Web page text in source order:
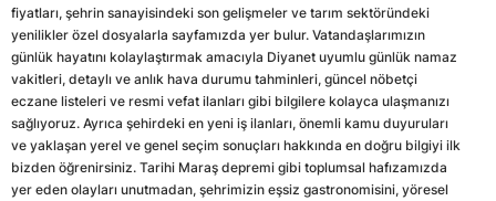
fiyatları, şehrin sanayisindeki son gelişmeler ve tarım sektöründeki
yenilikler özel dosyalarla sayfamızda yer bulur. Vatandaşlarımızın
günlük hayatını kolaylaştırmak amacıyla Diyanet uyumlu günlük namaz
vakitleri, detaylı ve anlık hava durumu tahminleri, güncel nöbetçi
eczane listeleri ve resmi vefat ilanları gibi bilgilere kolayca ulaşmanızı
sağlıyoruz. Ayrıca şehirdeki en yeni iş ilanları, önemli kamu duyuruları
ve yaklaşan yerel ve genel seçim sonuçları hakkında en doğru bilgiyi ilk
bizden öğrenirsiniz. Tarihi Maraş depremi gibi toplumsal hafızamızda
yer eden olayları unutmadan, şehrimizin eşsiz gastronomisini, yöresel